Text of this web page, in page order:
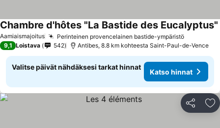
Aamiaismajoitus Perinteinen provencelainen bastide-ympäristöKatso
Chambre d'hôtes "La Bastide des Eucalyptus"
9,1 Loistava 542 Antibes, 8.8 km kohteesta Saint-Paul-de-Vence
Valitse päivät nähdäksesi tarkat hinnat
Katso hinnat
Jaa